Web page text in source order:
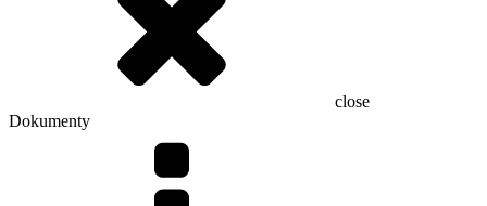
close
Dokumenty